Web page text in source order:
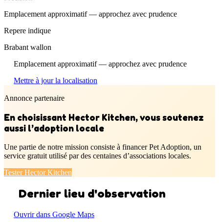
Emplacement approximatif — approchez avec prudence
Repere indique
Brabant wallon
Emplacement approximatif — approchez avec prudence
Mettre à jour la localisation
Annonce partenaire
En choisissant Hector Kitchen, vous soutenez
aussi l’adoption locale
Une partie de notre mission consiste à financer Pet Adoption, un
service gratuit utilisé par des centaines d’associations locales.
Tester Hector Kitchen
Dernier lieu d'observation
Ouvrir dans Google Maps